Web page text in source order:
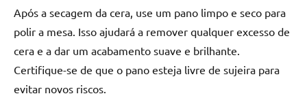
Após a secagem da cera, use um pano limpo e seco para
polir a mesa. Isso ajudará a remover qualquer excesso de
cera e a dar um acabamento suave e brilhante.
Certifique-se de que o pano esteja livre de sujeira para
evitar novos riscos.